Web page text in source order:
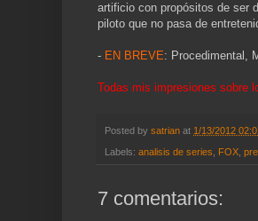
artificio con propósitos de ser
piloto que no pasa de
- EN BREVE: Procedimental,
Todas mis impresiones sobre
Posted by satrian at 1/13/2012
Labels: analisis de series, FOX,
7 comentarios: